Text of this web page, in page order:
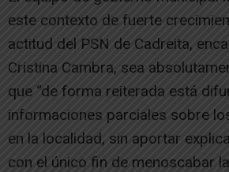
este contexto de fuerte
actitud del PSN de Cadreita,
Cristina Cambra, sea
que “de forma reiterada está
informaciones parciales sobre
en la localidad, sin aportar
con el único fin de menoscabar